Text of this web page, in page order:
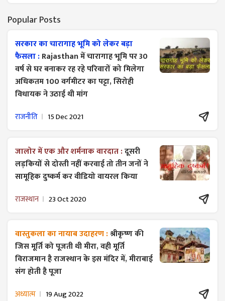
Popular Posts
सरकार का चारागाह भूमि को लेकर बड़ा
फैसला :Rajasthan में चारागाह भूमि पर 30
वर्ष से घर बनाकर रह रहे परिवारों को मिलेगा
अधिकतम 100 वर्गमीटर का पट्टा, सिरोही
विधायक ने उठाई थी मांग
राजनीति 15 Dec 2021
जालोर में एक और शर्मनाक वारदात :दूसरी
लड़कियों से दोस्ती नहीं करवाई तो तीन जनों ने
सामूहिक दुष्कर्म कर वीडियो वायरल किया
राजस्थान 23 Oct 2020
वास्तुकला का नायाब उदाहरण :श्रीकृष्ण की
जिस मूर्ति को पूजती थी मीरा, वही मूर्ति
विराजमान है राजस्थान के इस मंदिर में, मीराबाई
संग होती है पूजा
अध्यात्म 19 Aug 2022